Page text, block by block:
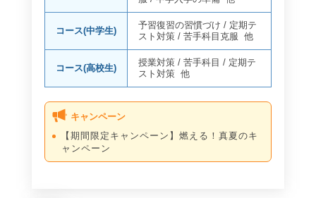
コース(中学生)
予習復習の習慣づけ /定期テ
スト対策 /苦手科目克服 他
コース(高校生)
授業対策 /苦手科目 /定期テ
スト対策 他
キャンペーン
【期間限定キャンペーン】燃える！真夏のキ
ャンペーン